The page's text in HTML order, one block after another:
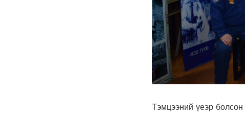
Тэмцээний үеэр болсон